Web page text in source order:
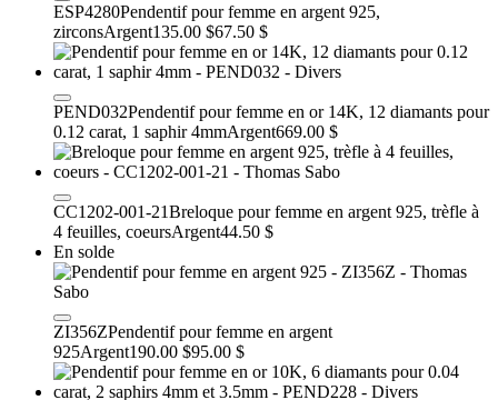
ESP4280Pendentif pour femme en argent 925,
zirconsArgent135.00 $67.50 $
PEND032Pendentif pour femme en or 14K, 12 diamants pour
0.12 carat, 1 saphir 4mmArgent669.00 $
CC1202-001-21Breloque pour femme en argent 925, trèfle à
4 feuilles, coeursArgent44.50 $
En solde
ZI356ZPendentif pour femme en argent
925Argent190.00 $95.00 $